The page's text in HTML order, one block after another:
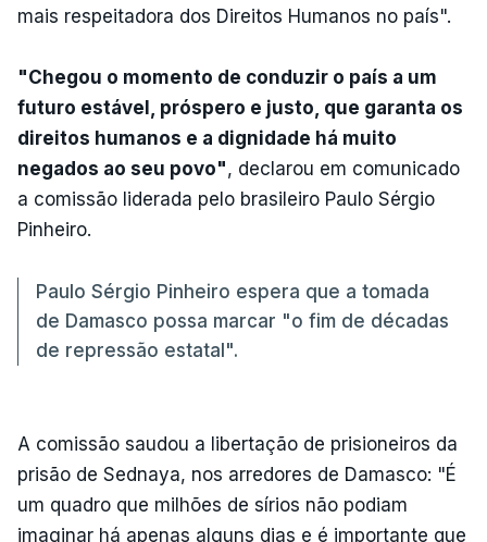
mais respeitadora dos Direitos Humanos no país".
"Chegou o momento de conduzir o país a um
futuro estável, próspero e justo, que garanta os
direitos humanos e a dignidade há muito
negados ao seu povo", declarou em comunicado
a comissão liderada pelo brasileiro Paulo Sérgio
Pinheiro.
Paulo Sérgio Pinheiro espera que a tomada
de Damasco possa marcar "o fim de décadas
de repressão estatal".
A comissão saudou a libertação de prisioneiros da
prisão de Sednaya, nos arredores de Damasco: "É
um quadro que milhões de sírios não podiam
imaginar há apenas alguns dias e é importante que